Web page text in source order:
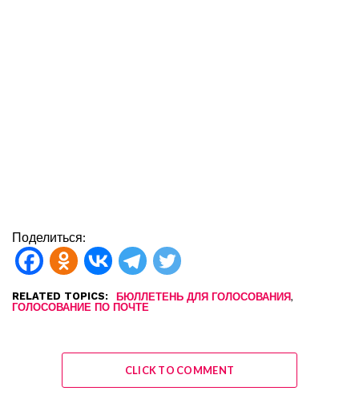
Поделиться:
RELATED TOPICS: БЮЛЛЕТЕНЬ ДЛЯ ГОЛОСОВАНИЯ,
ГОЛОСОВАНИЕ ПО ПОЧТЕ
CLICK TO COMMENT